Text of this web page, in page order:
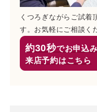
くつろぎながらご試着
す。 お気軽にご相談く
約30秒でお申込
来店予約はこちら